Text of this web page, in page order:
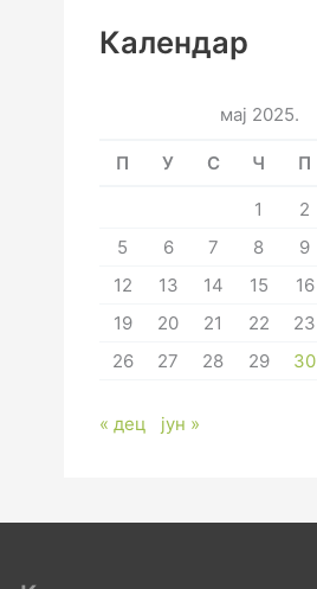
Календар
мај 2025.
П У С Ч П
1 2
5
6 7 8 9
12
13 14 15 16
19
20 21 22 23
26
27 28 29 30
« дец јун »